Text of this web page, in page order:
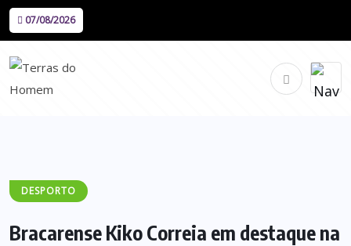
07/08/2026
DESPORTO
Bracarense Kiko Correia em destaque na